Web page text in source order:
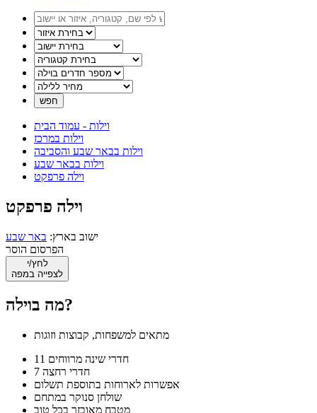
וילות - עמוד הבית
וילות במרכז
וילות בבאר שבע והסביבה
וילות בבאר שבע
וילה פרפקט
וילה פרפקט
ישוב בארץ: באר שבע
הפרסום הוסר
לחץ/י
לצפייה במפה
מה בוילה?
מתאים למשפחות, קבוצות וזוגות
11 חדרי שינה מרווחים
7 חדרי רחצה
אפשרות לארוחות בתוספת תשלום
שולחן סנוקר במתחם
מטבח מאובזר בכל טוב